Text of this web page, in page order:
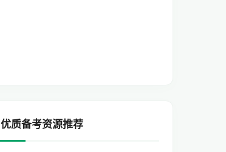
优质备考资源推荐